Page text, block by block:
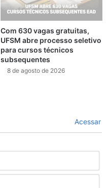
Com 630 vagas gratuitas,
UFSM abre processo seletivo
para cursos técnicos
subsequentes
8 de agosto de 2026
Acessar
m